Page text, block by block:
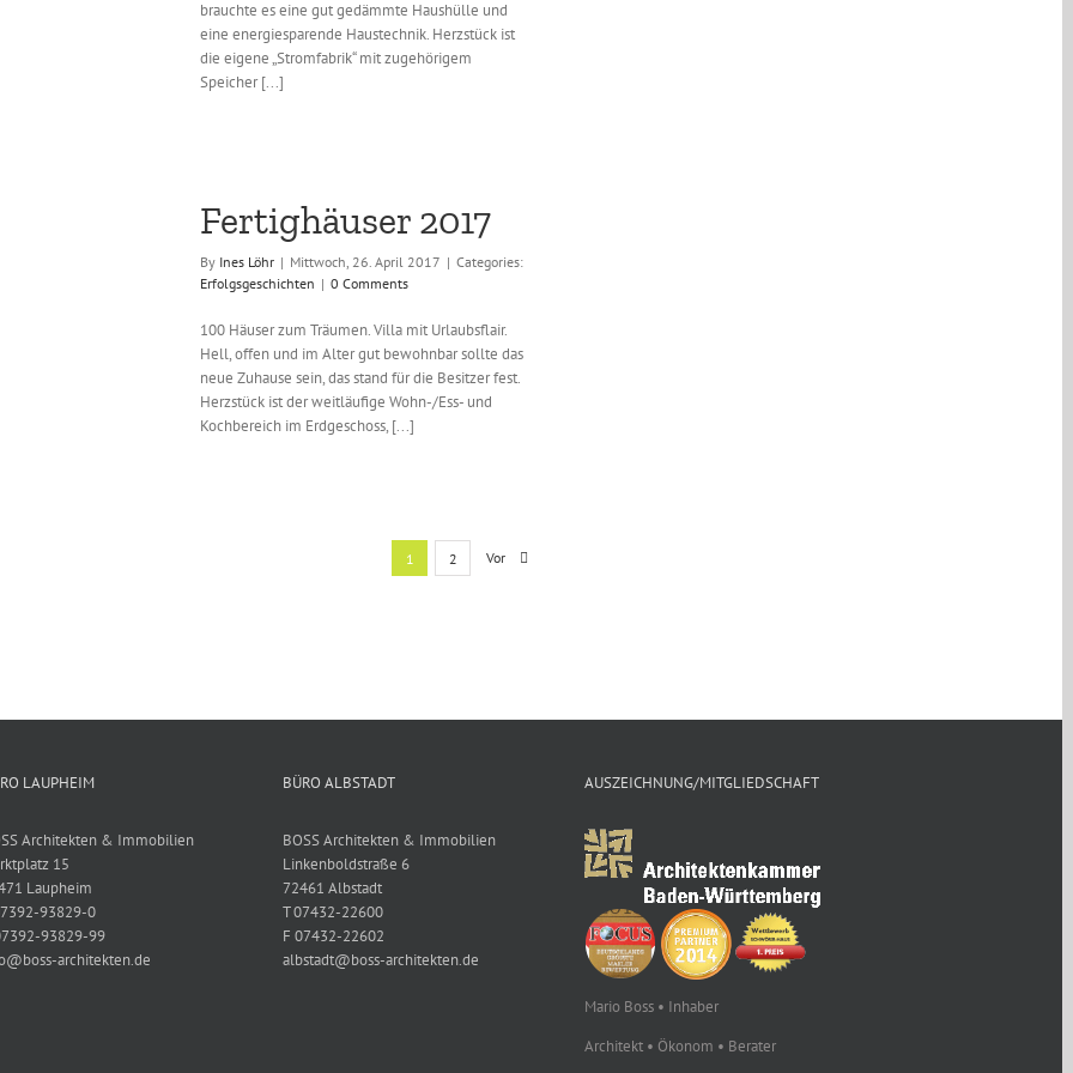
brauchte es eine gut gedämmte Haushülle und
eine energiesparende Haustechnik. Herzstück ist
die eigene „Stromfabrik“ mit zugehörigem
Speicher [...]
Fertighäuser 2017
By Ines Löhr | Mittwoch, 26. April 2017 | Categories:
Erfolgsgeschichten | 0 Comments
100 Häuser zum Träumen. Villa mit Urlaubsflair.
Hell, offen und im Alter gut bewohnbar sollte das
neue Zuhause sein, das stand für die Besitzer fest.
Herzstück ist der weitläufige Wohn-/Ess- und
Kochbereich im Erdgeschoss, [...]
1 2 Vor
LAUPHEIM
Architekten & Immobilien
15
Laupheim
93829-0
93829-99
architekten.de
BÜRO ALBSTADT
BOSS Architekten & Immobilien
Linkenboldstraße 6
72461 Albstadt
T 07432-22600
F 07432-22602
albstadt@boss-architekten.de
AUSZEICHNUNG/MITGLIEDSCHAFT
Mario Boss • Inhaber
Architekt • Ökonom • Berater